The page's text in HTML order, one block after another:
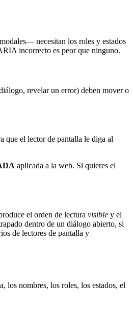
necesitan los roles y estados
incorrecto es peor que ninguno.
revelar un error) deben mover o
que el lector de pantalla le diga al
aplicada a la web. Si quieres el
el orden de lectura visible y el
dentro de un diálogo abierto, si
de lectores de pantalla y
los nombres, los roles, los estados, el